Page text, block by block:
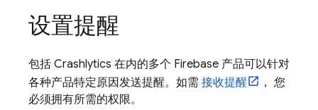
设置提醒
包括 Crashlytics 在内的多个 Firebase 产品可以针对
各种产品特定原因发送提醒。如需 接收提醒
， 您
必须拥有所需的权限。